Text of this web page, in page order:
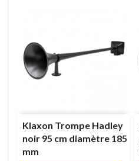
Klaxon Trompe Hadley
noir 95 cm diamètre 185
mm